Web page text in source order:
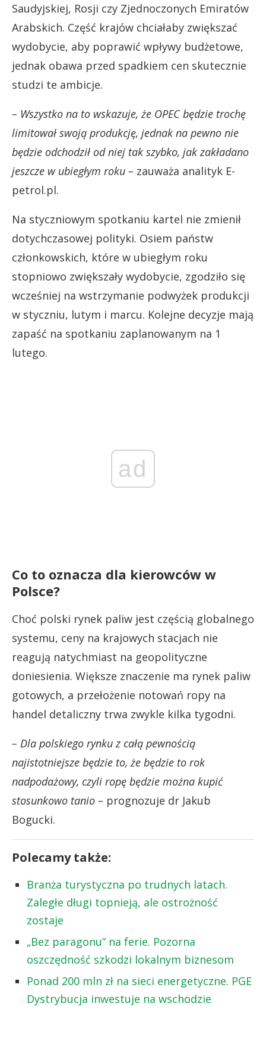
Saudyjskiej, Rosji czy Zjednoczonych Emiratów
Arabskich. Część krajów chciałaby zwiększać
wydobycie, aby poprawić wpływy budżetowe,
jednak obawa przed spadkiem cen skutecznie
studzi te ambicje.
– Wszystko na to wskazuje, że OPEC będzie trochę
limitował swoją produkcję, jednak na pewno nie
będzie odchodził od niej tak szybko, jak zakładano
jeszcze w ubiegłym roku – zauważa analityk E-
petrol.pl.
Na styczniowym spotkaniu kartel nie zmienił
dotychczasowej polityki. Osiem państw
członkowskich, które w ubiegłym roku
stopniowo zwiększały wydobycie, zgodziło się
wcześniej na wstrzymanie podwyżek produkcji
w styczniu, lutym i marcu. Kolejne decyzje mają
zapaść na spotkaniu zaplanowanym na 1
lutego.
ad
Co to oznacza dla kierowców w
Polsce?
Choć polski rynek paliw jest częścią globalnego
systemu, ceny na krajowych stacjach nie
reagują natychmiast na geopolityczne
doniesienia. Większe znaczenie ma rynek paliw
gotowych, a przełożenie notowań ropy na
handel detaliczny trwa zwykle kilka tygodni.
– Dla polskiego rynku z całą pewnością
najistotniejsze będzie to, że będzie to rok
nadpodażowy, czyli ropę będzie można kupić
stosunkowo tanio – prognozuje dr Jakub
Bogucki.
Polecamy także:
Branża turystyczna po trudnych latach.
Zaległe długi topnieją, ale ostrożność
zostaje
„Bez paragonu” na ferie. Pozorna
oszczędność szkodzi lokalnym biznesom
Ponad 200 mln zł na sieci energetyczne. PGE
Dystrybucja inwestuje na wschodzie